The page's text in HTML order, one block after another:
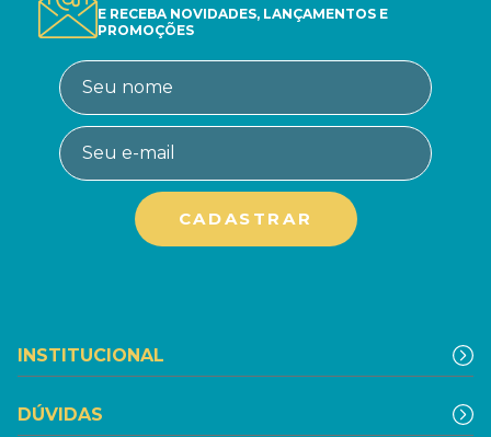
E RECEBA NOVIDADES, LANÇAMENTOS E
PROMOÇÕES
INSTITUCIONAL
DÚVIDAS